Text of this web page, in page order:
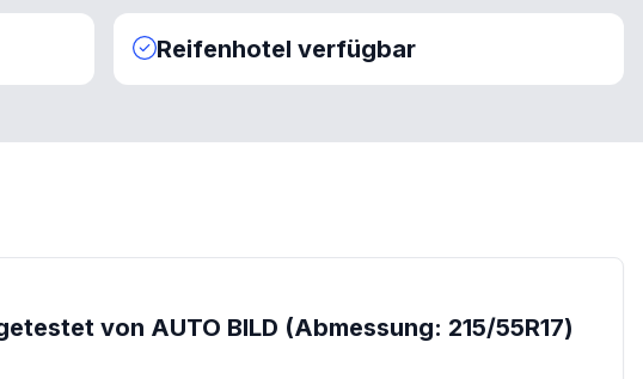
Reifenhotel verfügbar
von AUTO BILD (Abmessung: 215/55R17)